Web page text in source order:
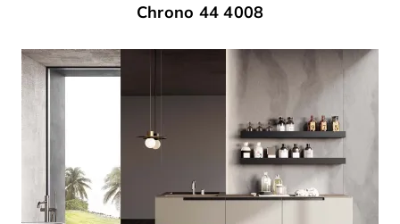
Chrono 44 4008